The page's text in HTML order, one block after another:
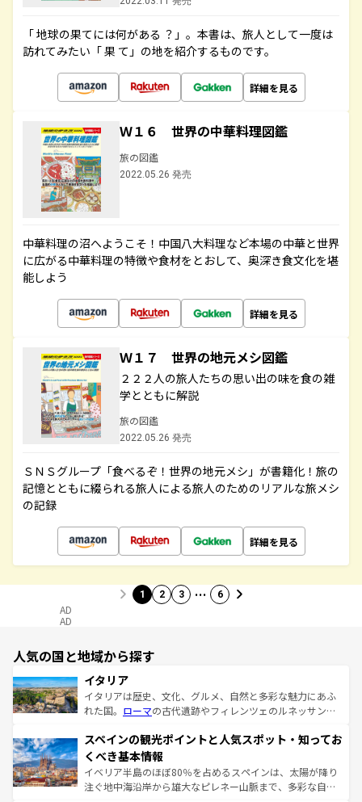
「 地球の果てには何がある ？」。本書は、旅人として一度は
訪れてみたい「 果 て」の地を紹介するものです。
詳細を見る
Ｗ１６ 世界の中華料理図鑑
旅の図鑑
2022.05.26 発売
中華料理の沼へようこそ！中国八大料理など本場の中華と世界
に広がる中華料理の特徴や食材をとおして、奥深き食文化を堪
能しよう
詳細を見る
Ｗ１７ 世界の地元メシ図鑑
２２２人の旅人たちの思い出の味を食の雑
学とともに解説
旅の図鑑
2022.05.26 発売
ＳＮＳグループ「食べるぞ！世界の地元メシ」が書籍化！旅の
記憶とともに綴られる旅人による旅人のためのリアルな旅メシ
の記録
詳細を見る
1 2 3 … 6
AD
AD
人気の国と地域から探す
イタリア
イタリアは歴史、文化、グルメ、自然と多彩な魅力にあふ
れた国。 ローマの古代遺跡やフィレンツェのルネッサンス
ろん、トスカーナの美しい田園風景やアマルフィ海岸の絶
景など、自然景観も見逃せない。観光の合間には、本場の
ピザやパスタなど、絶品のイタリア料理を堪能することも
できる。朝目覚めてから夜眠るまで、すべての瞬間を楽し
スペインの観光ポイントと人気スポット・知ってお
くべき基本情報
イベリア半島のほぼ80％を占めるスペインは、太陽が降り
注ぐ地中海沿岸から雄大なピレネー山脈まで、多彩な自然